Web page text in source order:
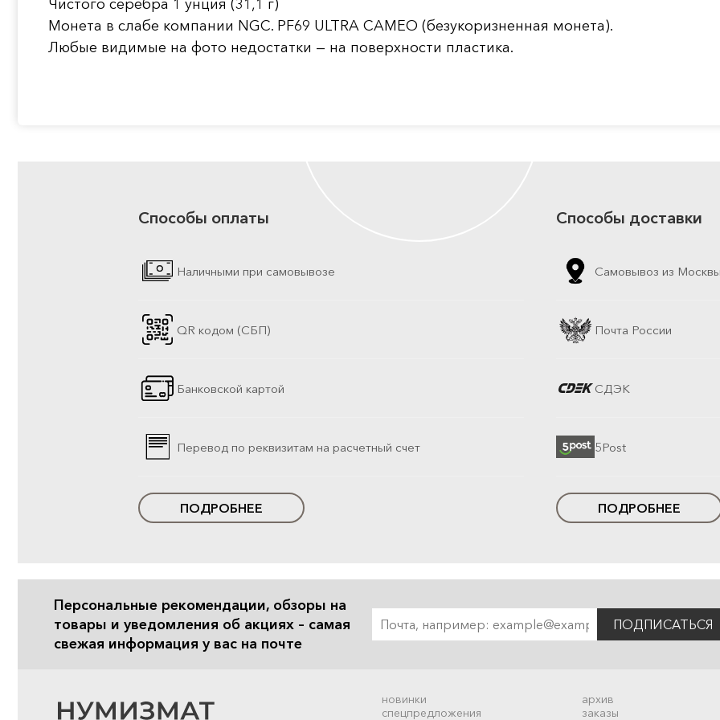
Чистого серебра 1 унция (31,1 г)
Монета в слабе компании NGC. PF69 ULTRA CAMEO (безукоризненная монета).
Любые видимые на фото недостатки — на поверхности пластика.
Способы оплаты
Наличными при самовывозе
QR кодом (СБП)
Банковской картой
Перевод по реквизитам на расчетный счет
ПОДРОБНЕЕ
Способы доставки
Самовывоз из
Почта России
СДЭК
5Post
ПОДРОБНЕЕ
Персональные рекомендации, обзоры на
товары и уведомления об акциях – самая
свежая информация у вас на почте
ПОДПИСАТЬСЯ
новинки
спецпредложения
архив
заказы